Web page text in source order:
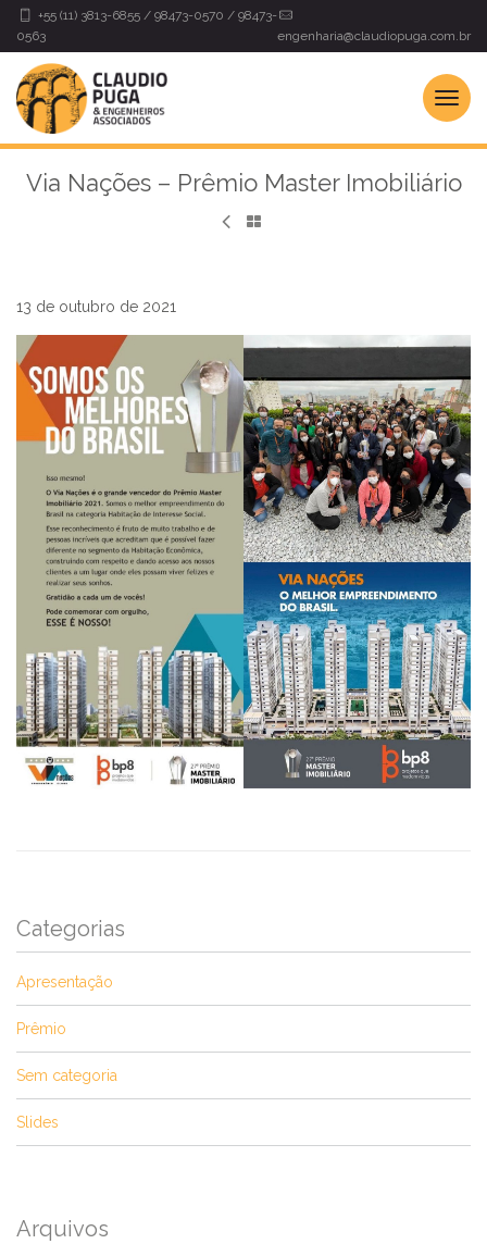
Pular
para
conteúdo
+55 (11) 3813-6855 / 98473-0570 / 98473-
0563
engenharia@claudiopuga.com.br
Via Nações – Prêmio Master Imobiliário
13 de outubro de 2021
Categorias
Apresentação
Prêmio
Sem categoria
Slides
Arquivos